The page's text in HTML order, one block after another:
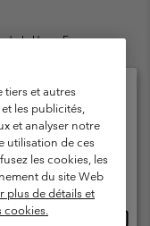
la Haye, Espace
Impressum
tiers et autres
les publicités,
et analyser notre
utilisation de ces
les cookies, les
du site Web
plus de détails et
cookies.
d’expédition et